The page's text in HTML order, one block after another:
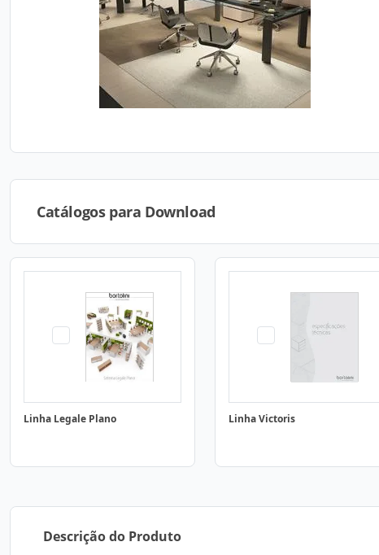
Catálogos para Download
Linha Legale Plano Linha Victoris
Descrição do Produto